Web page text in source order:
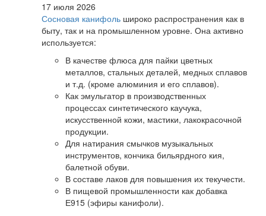
17 июля 2026
Сосновая канифоль широко распространения как в
быту, так и на промышленном уровне. Она активно
используется:
В качестве флюса для пайки цветных
металлов, стальных деталей, медных сплавов
и т.д. (кроме алюминия и его сплавов).
Как эмульгатор в производственных
процессах синтетического каучука,
искусственной кожи, мастики, лакокрасочной
продукции.
Для натирания смычков музыкальных
инструментов, кончика бильярдного кия,
балетной обуви.
В составе лаков для повышения их текучести.
В пищевой промышленности как добавка
Е915 (эфиры канифоли).